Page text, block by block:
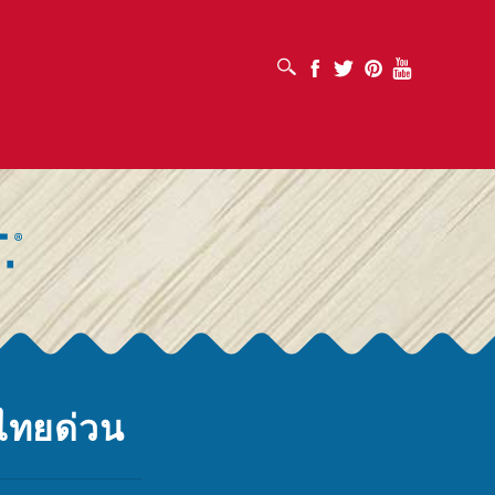
เปิดช่องค้นหา Facebook
Twitter PinterestYoutube
ทยด่วน